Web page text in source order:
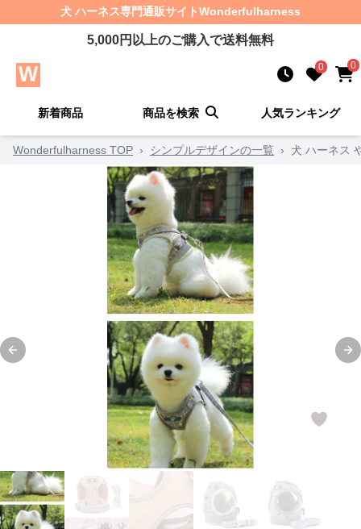
犬 ハーネス専門通販サイトWonderfulharness
5,000円以上のご購入で送料無料
0 0
新着商品 商品を検索 人気ランキング
Wonderfulharness TOP › シンプルデザインの一覧 › 犬 ハーネス
Previous slide